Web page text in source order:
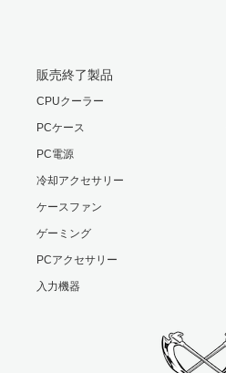
販売終了製品
CPUクーラー
PCケース
PC電源
冷却アクセサリー
ケースファン
ゲーミング
PCアクセサリー
入力機器